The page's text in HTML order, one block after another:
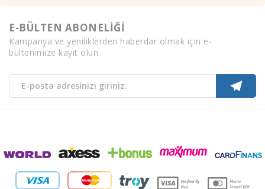
E-BÜLTEN ABONELİĞİ
Kampanya ve yeniliklerden haberdar olmak için e-
bültenimize kayıt olun.